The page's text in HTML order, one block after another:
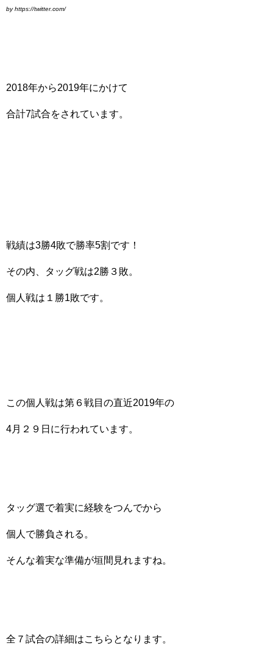
by https://twitter.com/
2018年から2019年にかけて
合計7試合をされています。
戦績は3勝4敗で勝率5割です！
その内、タッグ戦は2勝３敗。
個人戦は１勝1敗です。
この個人戦は第６戦目の直近2019年の
4月２９日に行われています。
タッグ選で着実に経験をつんでから
個人で勝負される。
そんな着実な準備が垣間見れますね。
全７試合の詳細はこちらとなります。